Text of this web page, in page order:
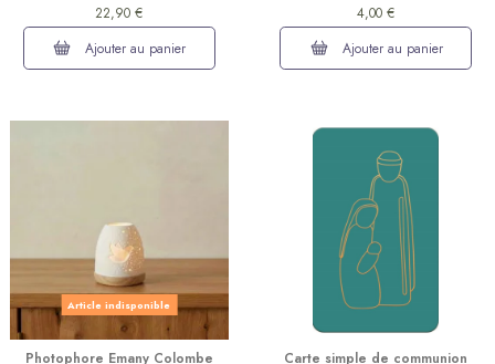
22,90 €
Ajouter au panier
4,00 €
Ajouter au panier
Article indisponible
Photophore Emany Colombe Carte simple de communion